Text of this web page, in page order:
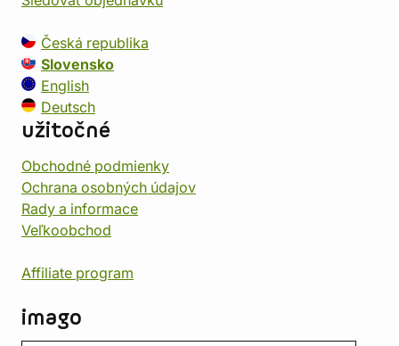
Česká republika
Slovensko
English
Deutsch
užitočné
Obchodné podmienky
Ochrana osobných údajov
Rady a informace
Veľkoobchod
Affiliate program
imago